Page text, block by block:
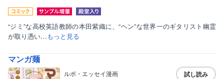
“ジミ”な高校英語教師の本田紫織に、“ヘン”な世界一のギタリスト幽霊
が取り憑い…もっと見る
マンガ麺
ルポ・エッセイ漫画
試し読み